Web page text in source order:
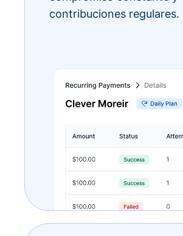
contribuciones regulares.